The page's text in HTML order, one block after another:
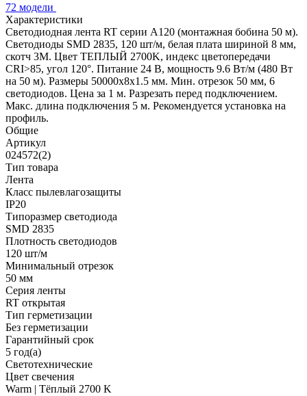
72 модели
Характеристики
Светодиодная лента RT серии A120 (монтажная бобина 50 м).
Светодиоды SMD 2835, 120 шт/м, белая плата шириной 8 мм,
скотч 3M. Цвет ТЕПЛЫЙ 2700K, индекс цветопередачи
CRI>85, угол 120°. Питание 24 В, мощность 9.6 Вт/м (480 Вт
на 50 м). Размеры 50000x8x1.5 мм. Мин. отрезок 50 мм, 6
светодиодов. Цена за 1 м. Разрезать перед подключением.
Макс. длина подключения 5 м. Рекомендуется установка на
профиль.
Общие
Артикул
024572(2)
Тип товара
Лента
Класс пылевлагозащиты
IP20
Типоразмер светодиода
SMD 2835
Плотность светодиодов
120 шт/м
Минимальный отрезок
50 мм
Серия ленты
RT открытая
Тип герметизации
Без герметизации
Гарантийный срок
5 год(а)
Светотехнические
Цвет свечения
Warm | Тёплый 2700 K